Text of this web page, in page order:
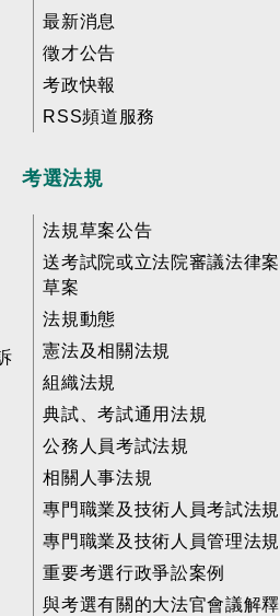
最新消息
徵才公告
考政快報
RSS頻道服務
考選法規
法規草案公告
送考試院或立法院審議法律案
草案
法規動態
憲法及相關法規
組織法規
典試、考試通用法規
公務人員考試法規
相關人事法規
專門職業及技術人員考試法規
專門職業及技術人員管理法規
重要考選行政爭訟案例
與考選有關的大法官會議解釋